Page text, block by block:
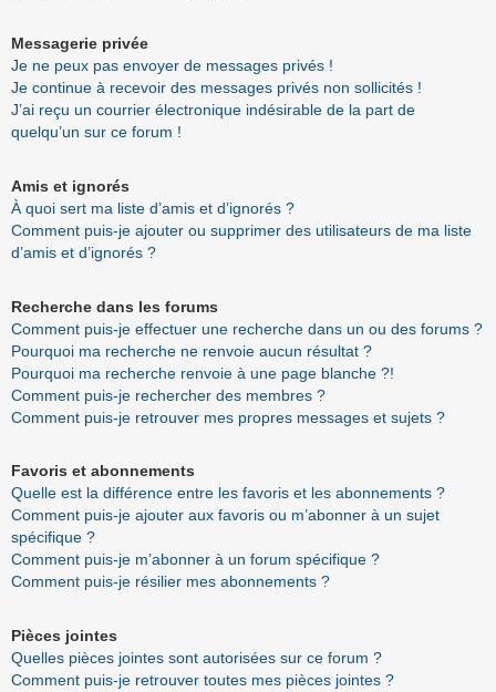
Messagerie privée
Je ne peux pas envoyer de messages privés !
Je continue à recevoir des messages privés non sollicités !
J’ai reçu un courrier électronique indésirable de la part de
quelqu’un sur ce forum !
Amis et ignorés
À quoi sert ma liste d’amis et d’ignorés ?
Comment puis-je ajouter ou supprimer des utilisateurs de ma liste
d’amis et d’ignorés ?
Recherche dans les forums
Comment puis-je effectuer une recherche dans un ou des forums ?
Pourquoi ma recherche ne renvoie aucun résultat ?
Pourquoi ma recherche renvoie à une page blanche ?!
Comment puis-je rechercher des membres ?
Comment puis-je retrouver mes propres messages et sujets ?
Favoris et abonnements
Quelle est la différence entre les favoris et les abonnements ?
Comment puis-je ajouter aux favoris ou m’abonner à un sujet
spécifique ?
Comment puis-je m’abonner à un forum spécifique ?
Comment puis-je résilier mes abonnements ?
Pièces jointes
Quelles pièces jointes sont autorisées sur ce forum ?
Comment puis-je retrouver toutes mes pièces jointes ?